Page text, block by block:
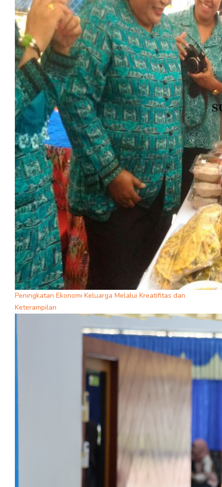
Peningkatan Ekonomi Keluarga Melalui Kreatifitas dan
Keterampilan